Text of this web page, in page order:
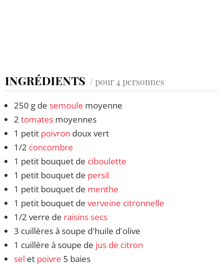
INGRÉDIENTS / pour 4 personnes
250 g de semoule moyenne
2 tomates moyennes
1 petit poivron doux vert
1/2 concombre
1 petit bouquet de ciboulette
1 petit bouquet de persil
1 petit bouquet de menthe
1 petit bouquet de verveine citronnelle
1/2 verre de raisins secs
3 cuillères à soupe d'huile d'olive
1 cuillère à soupe de jus de citron
sel et poivre 5 baies